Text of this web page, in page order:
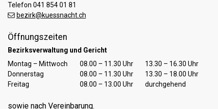
Telefon 041 854 01 81
bezirk@kuessnacht.ch
Öffnungszeiten
Bezirksverwaltung und Gericht
TagÖffnungszeiten Vormittag Öffnungszeiten Nachmittag
Montag – Mittwoch 08.00 – 11.30 Uhr
13.30 – 16.30 Uhr
Donnerstag
08.00 – 11.30 Uhr
13.30 – 18.00 Uhr
Freitag
08.00 – 13.00 Uhr durchgehend
sowie nach Vereinbarung.